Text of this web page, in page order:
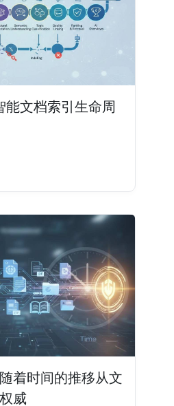
能文档索引生命周
着时间的推移从文
威